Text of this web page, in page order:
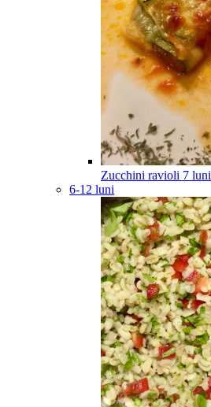
Zucchini ravioli 7 luni
6-12 luni